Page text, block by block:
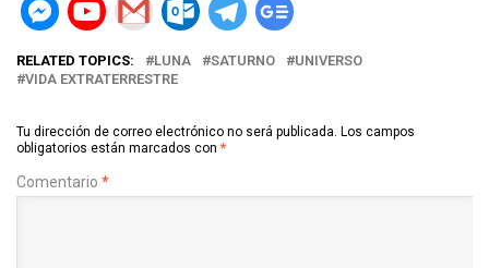
RELATED TOPICS: LUNA SATURNO
UNIVERSO
VIDA EXTRATERRESTRE
Tu dirección de correo electrónico no será publicada. Los campos
obligatorios están marcados con *
Comentario *